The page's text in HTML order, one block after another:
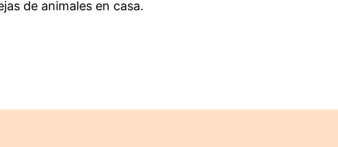
de animales en casa.